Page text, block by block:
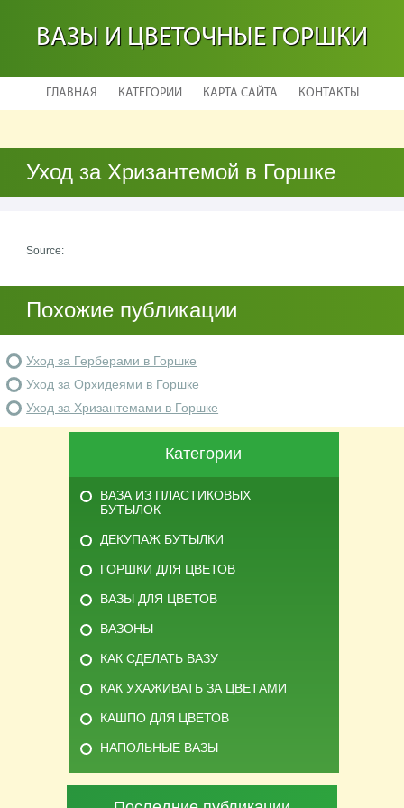
ВАЗЫ И ЦВЕТОЧНЫЕ ГОРШКИ
ГЛАВНАЯ КАТЕГОРИИ КАРТА САЙТА КОНТАКТЫ
Уход за Хризантемой в Горшке
Source:
Похожие публикации
Уход за Герберами в Горшке
Уход за Орхидеями в Горшке
Уход за Хризантемами в Горшке
Категории
ВАЗА ИЗ ПЛАСТИКОВЫХ
БУТЫЛОК
ДЕКУПАЖ БУТЫЛКИ
ГОРШКИ ДЛЯ ЦВЕТОВ
ВАЗЫ ДЛЯ ЦВЕТОВ
ВАЗОНЫ
КАК СДЕЛАТЬ ВАЗУ
КАК УХАЖИВАТЬ ЗА ЦВЕТАМИ
КАШПО ДЛЯ ЦВЕТОВ
НАПОЛЬНЫЕ ВАЗЫ